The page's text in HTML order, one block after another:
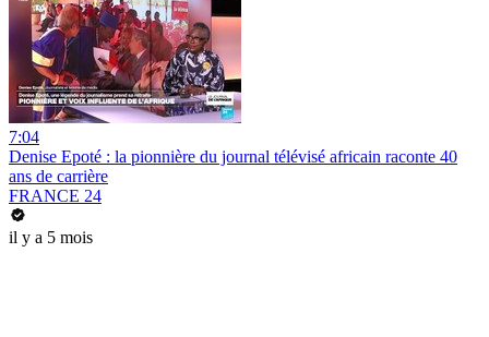
7:04
Denise Epoté : la pionnière du journal télévisé africain raconte 40
ans de carrière
FRANCE 24
il y a 5 mois